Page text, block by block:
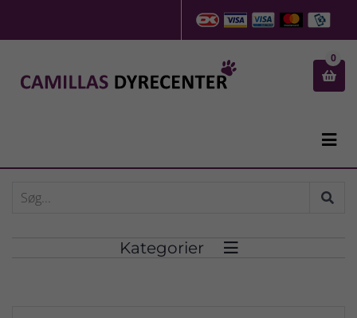

0

Kategorier 